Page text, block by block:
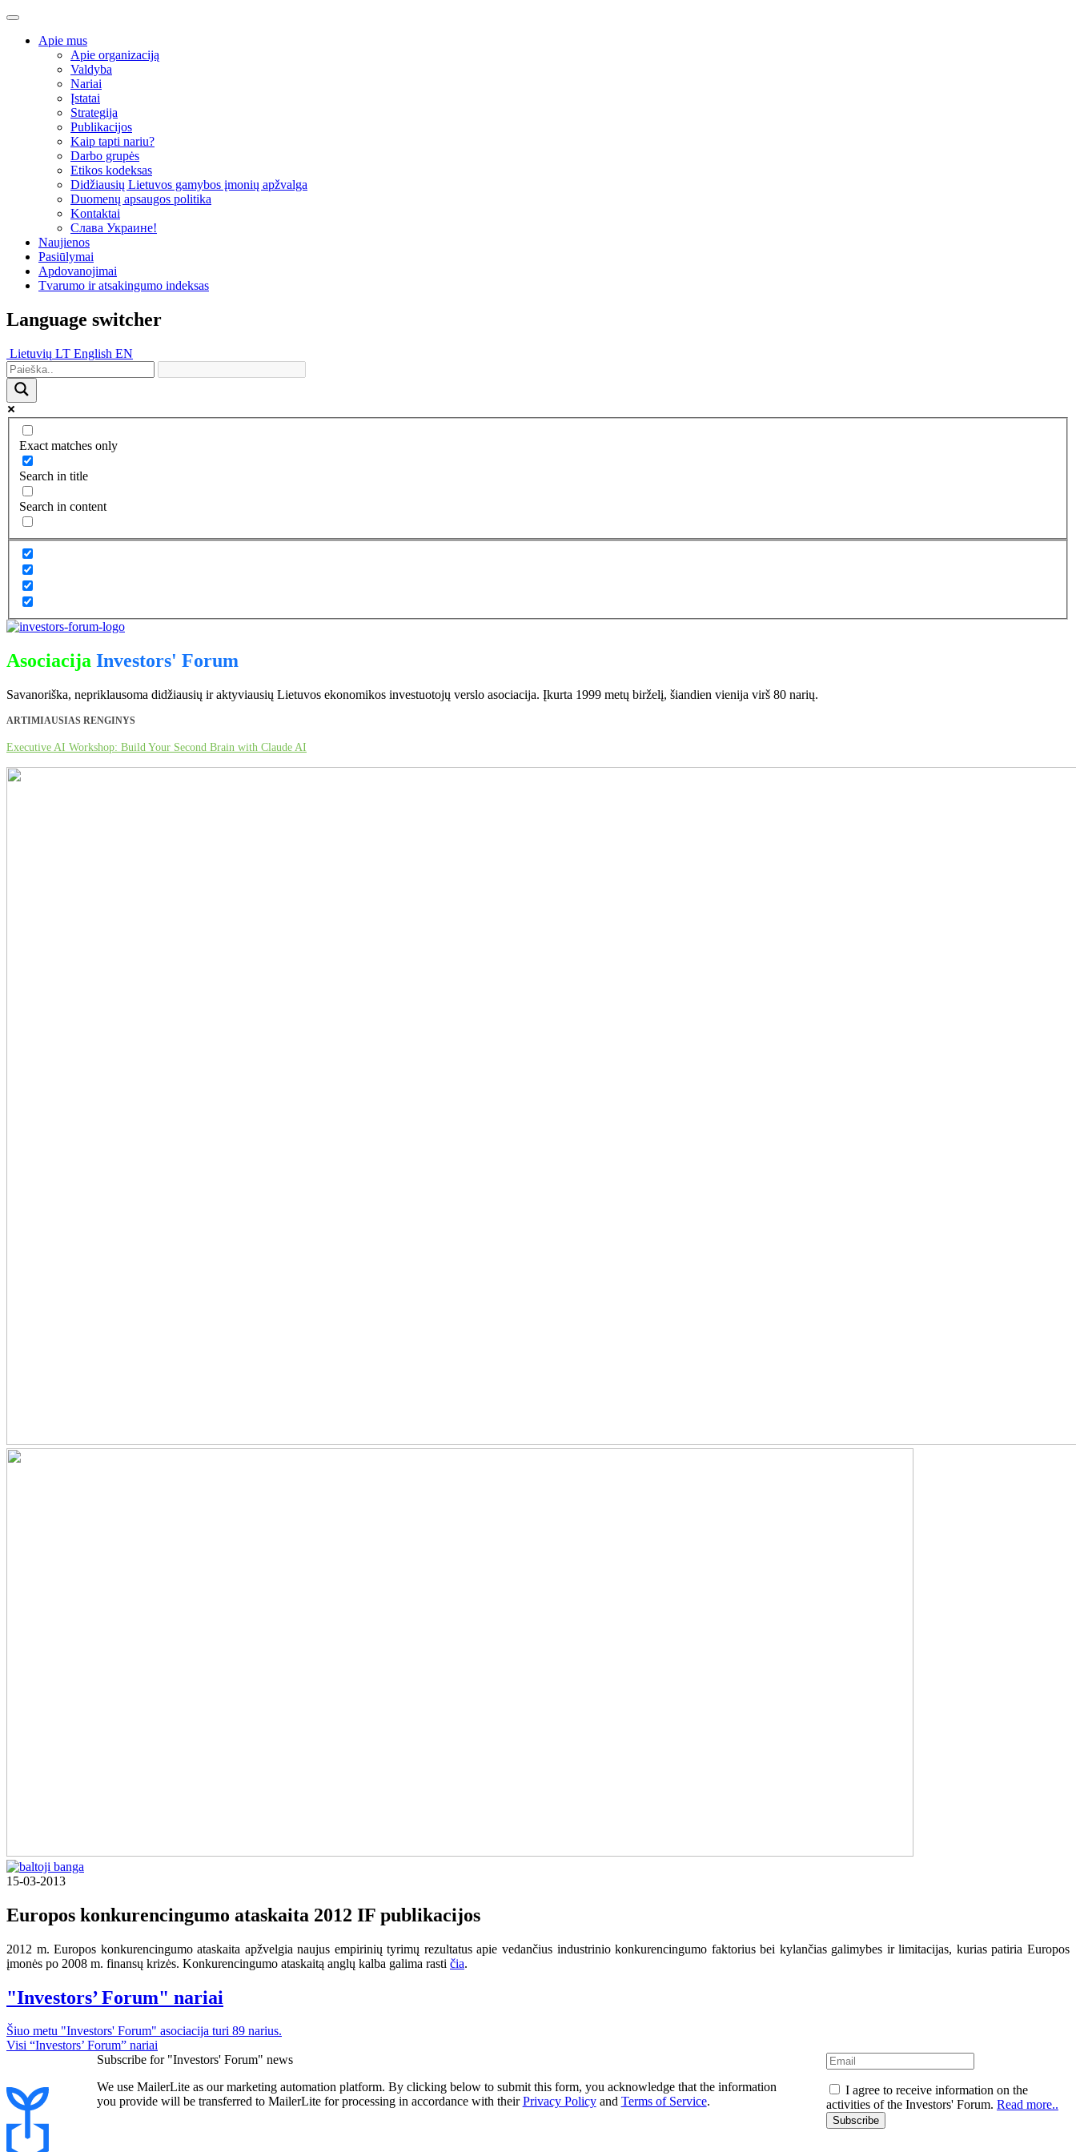
Apie mus
Apie organizaciją
Valdyba
Nariai
Įstatai
Strategija
Publikacijos
Kaip tapti nariu?
Darbo grupės
Etikos kodeksas
Didžiausių Lietuvos gamybos įmonių apžvalga
Duomenų apsaugos politika
Kontaktai
Слава Украине!
Naujienos
Pasiūlymai
Apdovanojimai
Tvarumo ir atsakingumo indeksas
Language switcher
Lietuvių LT English EN
Exact matches only
Search in title
Search in content
Asociacija Investors' Forum
Savanoriška, nepriklausoma didžiausių ir aktyviausių Lietuvos ekonomikos investuotojų verslo asociacija. Įkurta 1999 metų birželį, šiandien vienija virš 80 narių.
ARTIMIAUSIAS RENGINYS
Executive AI Workshop: Build Your Second Brain with Claude AI
15-03-2013
Europos konkurencingumo ataskaita 2012 IF publikacijos
2012 m. Europos konkurencingumo ataskaita apžvelgia naujus empirinių tyrimų rezultatus apie vedančius industrinio konkurencingumo faktorius bei kylančias galimybes ir limitacijas, kurias patiria Europos
įmonės po 2008 m. finansų krizės. Konkurencingumo ataskaitą anglų kalba galima rasti čia.
"Investors’ Forum" nariai
Šiuo metu "Investors' Forum" asociacija turi 89 narius.
Visi “Investors’ Forum” nariai
Subscribe for "Investors' Forum" news
We use MailerLite as our marketing automation platform. By clicking below to submit this form, you acknowledge that the information
you provide will be transferred to MailerLite for processing in accordance with theirPrivacy Policyand Terms of Service.
I agree to receive information on the
activities of the Investors' Forum. Read more..
Subscribe